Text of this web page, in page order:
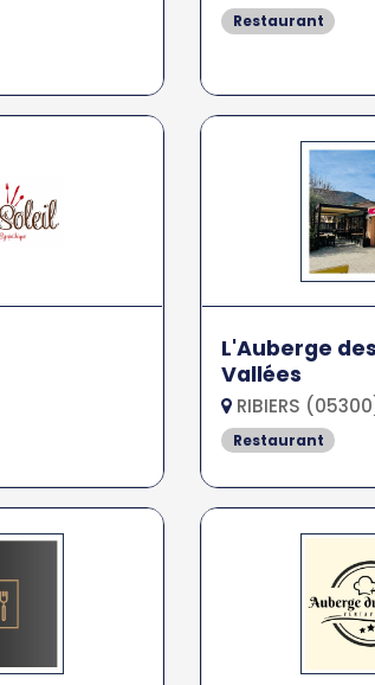
Restaurant
L'Auberge
Vallées
RIBIERS
Restaurant